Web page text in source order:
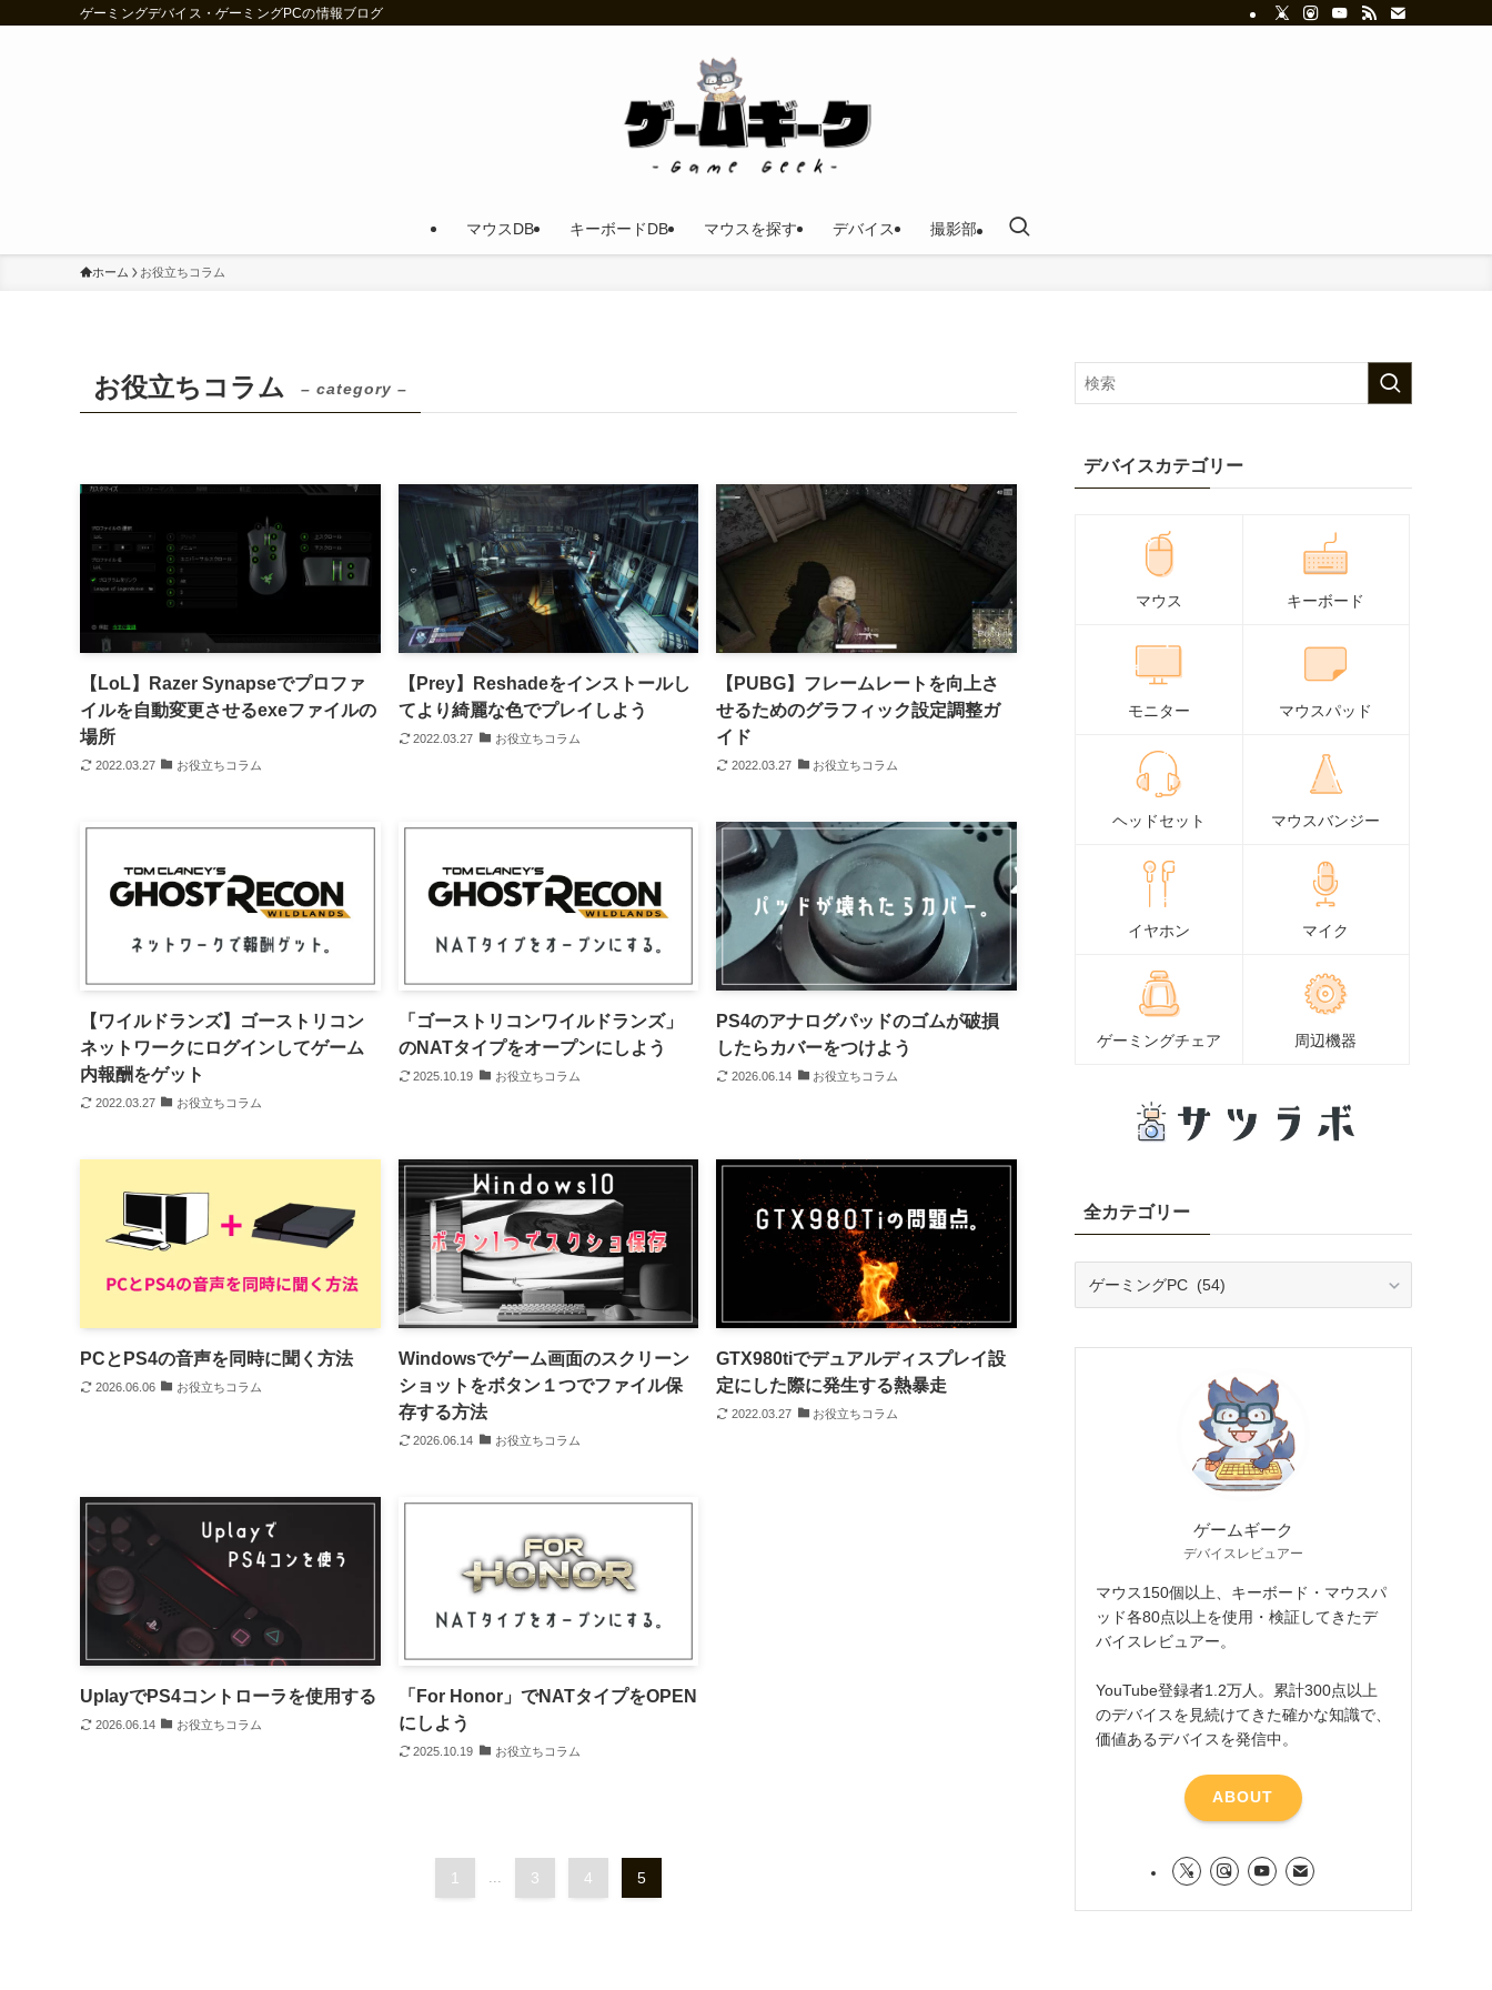
ゲーミングデバイス・ゲーミングPCの情報ブログ
マウスDB キーボードDB マウスを探す デバイス 撮影部
ホーム お役立ちコラム
お役立ちコラム – category –
【LoL】Razer Synapseでプロファ
イルを自動変更させるexeファイルの
場所
2022.03.27 お役立ちコラム
【Prey】Reshadeをインストールし
てより綺麗な色でプレイしよう
2022.03.27 お役立ちコラム
【PUBG】フレームレートを向上さ
せるためのグラフィック設定調整ガ
イド
2022.03.27 お役立ちコラム
【ワイルドランズ】ゴーストリコン
ネットワークにログインしてゲーム
内報酬をゲット
2022.03.27 お役立ちコラム
「ゴーストリコンワイルドランズ」
のNATタイプをオープンにしよう
2025.10.19 お役立ちコラム
PS4のアナログパッドのゴムが破損
したらカバーをつけよう
2026.06.14 お役立ちコラム
PCとPS4の音声を同時に聞く方法
2026.06.06 お役立ちコラム
Windowsでゲーム画面のスクリーン
ショットをボタン１つでファイル保
存する方法
2026.06.14 お役立ちコラム
GTX980tiでデュアルディスプレイ設
定にした際に発生する熱暴走
2022.03.27 お役立ちコラム
UplayでPS4コントローラを使用する
2026.06.14 お役立ちコラム
「For Honor」でNATタイプをOPEN
にしよう
2025.10.19 お役立ちコラム
1 3 4 5
デバイスカテゴリー
マウス キーボード
モニター マウスパッド
ヘッドセット マウスバンジー
イヤホン マイク
ゲーミングチェア 周辺機器
全カテゴリー
ゴ
ゲームギーク
デバイスレビュアー
マウス150個以上、キーボード・マウスパ
ッド各80点以上を使用・検証してきたデ
バイスレビュアー。
YouTube登録者1.2万人。累計300点以上
のデバイスを見続けてきた確かな知識で、
価値あるデバイスを発信中。
ABOUT